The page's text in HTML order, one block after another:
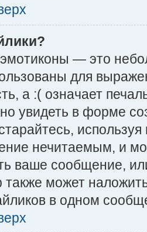
— это
для
а :( означает
увидеть в форме
используя
нечитаемым, и
ваше сообщение,
может
в одном